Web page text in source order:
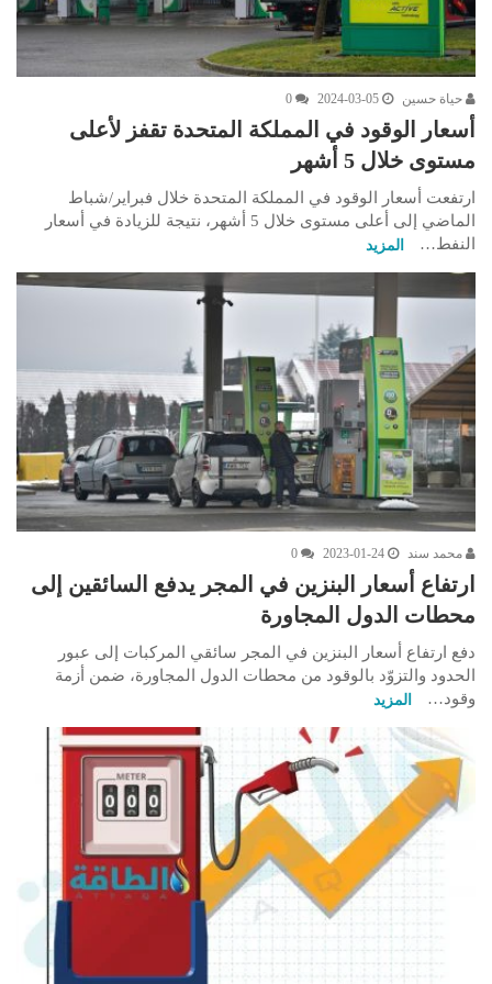
حياة حسين 2024-03-05
0
أسعار الوقود في المملكة المتحدة تقفز لأعلى
مستوى خلال 5 أشهر
ارتفعت أسعار الوقود في المملكة المتحدة خلال فبراير/شباط
الماضي إلى أعلى مستوى خلال 5 أشهر، نتيجة للزيادة في أسعار
النفط…
المزيد
محمد سند 2023-01-24
0
ارتفاع أسعار البنزين في المجر يدفع السائقين إلى
محطات الدول المجاورة
دفع ارتفاع أسعار البنزين في المجر سائقي المركبات إلى عبور
الحدود والتزوّد بالوقود من محطات الدول المجاورة، ضمن أزمة
وقود…
المزيد